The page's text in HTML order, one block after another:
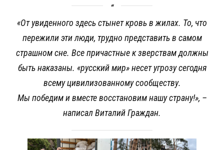
«От увиденного здесь стынет кровь в жилах. То, что
пережили эти люди, трудно представить в самом
страшном сне. Все причастные к зверствам должны
быть наказаны. «русский мир» несет угрозу сегодня
всему цивилизованному сообществу.
Мы победим и вместе восстановим нашу страну!», –
написал Виталий Граждан.